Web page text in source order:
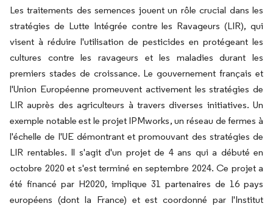
Les traitements des semences jouent un rôle crucial dans les
stratégies de Lutte Intégrée contre les Ravageurs (LIR), qui
visent à réduire l'utilisation de pesticides en protégeant les
cultures contre les ravageurs et les maladies durant les
premiers stades de croissance. Le gouvernement français et
l'Union Européenne promeuvent activement les stratégies de
LIR auprès des agriculteurs à travers diverses initiatives. Un
exemple notable est le projet IPMworks, un réseau de fermes à
l'échelle de l'UE démontrant et promouvant des stratégies de
LIR rentables. Il s'agit d'un projet de 4 ans qui a débuté en
octobre 2020 et s'est terminé en septembre 2024. Ce projet a
été financé par H2020, implique 31 partenaires de 16 pays
européens (dont la France) et est coordonné par l'Institut